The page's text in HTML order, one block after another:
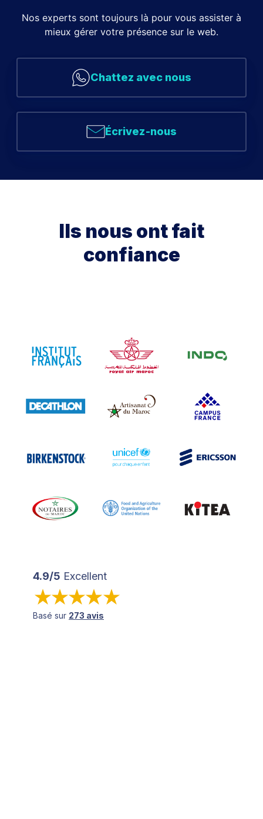
Nos experts sont toujours là pour vous assister à
mieux gérer votre présence sur le web.
Chattez avec nous
Écrivez-nous
Ils nous ont fait
confiance
4.9/5 Excellent
Basé sur 273 avis